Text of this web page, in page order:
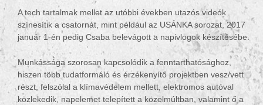
A tech tartalmak mellet az utóbbi években utazós videók
színesítik a csatornát, mint például az USÁNKA sorozat, 2017
január 1-én pedig Csaba belevágott a napivlogok készítésébe.
Munkássága szorosan kapcsolódik a fenntarthatósághoz,
hiszen több tudatformáló és érzékenyítő projektben vesz/vett
részt, felszólal a klímavédelem mellett, elektromos autóval
közlekedik, napelemet telepített a közelmúltban, valamint ő a